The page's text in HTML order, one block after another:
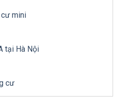
mini
tại Hà Nội
cư